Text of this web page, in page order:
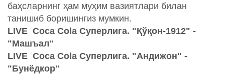
баҳсларнинг ҳам муҳим вазиятлари билан
танишиб боришингиз мумкин.
LIVE Coca Cola Суперлига. "Қўқон-1912" -
"Машъал"
LIVE Coca Cola Суперлига. "Андижон" -
"Бунёдкор"